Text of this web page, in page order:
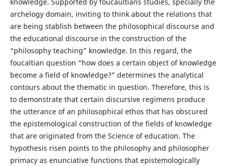
archelogy domain, inviting to think about the relations that
are being stablish between the philosophical discourse and
the educational discourse in the construction of the
“philosophy teaching” knowledge. In this regard, the
foucaltian question “how does a certain object of knowledge
become a field of knowledge?” determines the analytical
contours about the thematic in question. Therefore, this is
to demonstrate that certain discursive regimens produce
the utterance of an philosophical ethos that has obscured
the epistemological construction of the fields of knowledge
that are originated from the Science of education. The
hypothesis risen points to the philosophy and philosopher
primacy as enunciative functions that epistemologically